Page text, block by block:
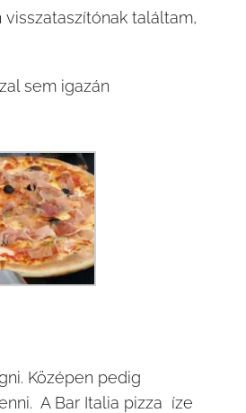
találtam,
sem igazán
Középen pedig
A Bar Italia pizza íze